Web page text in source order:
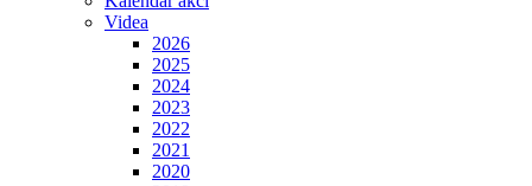
Videa
2026
2025
2024
2023
2022
2021
2020